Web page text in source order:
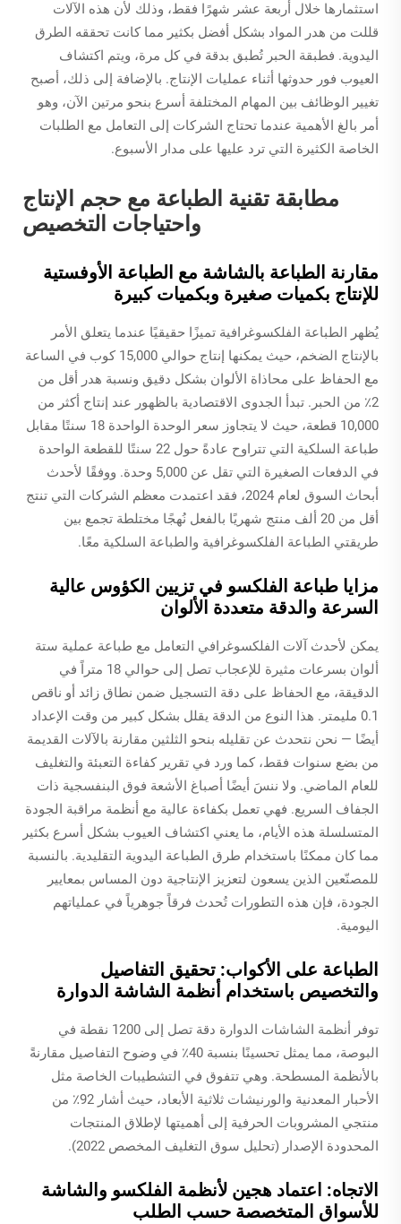
استثمارها خلال أربعة عشر شهرًا فقط، وذلك لأن هذه الآلات
قللت من هدر المواد بشكل أفضل بكثير مما كانت تحققه الطرق
اليدوية. فطبقة الحبر تُطبق بدقة في كل مرة، ويتم اكتشاف
العيوب فور حدوثها أثناء عمليات الإنتاج. بالإضافة إلى ذلك، أصبح
تغيير الوظائف بين المهام المختلفة أسرع بنحو مرتين الآن، وهو
أمر بالغ الأهمية عندما تحتاج الشركات إلى التعامل مع الطلبات
الخاصة الكثيرة التي ترد عليها على مدار الأسبوع.
مطابقة تقنية الطباعة مع حجم الإنتاج
واحتياجات التخصيص
مقارنة الطباعة بالشاشة مع الطباعة الأوفستية
للإنتاج بكميات صغيرة وبكميات كبيرة
يُظهر الطباعة الفلكسوغرافية تميزًا حقيقيًا عندما يتعلق الأمر
بالإنتاج الضخم، حيث يمكنها إنتاج حوالي 15,000 كوب في الساعة
مع الحفاظ على محاذاة الألوان بشكل دقيق ونسبة هدر أقل من
2٪ من الحبر. تبدأ الجدوى الاقتصادية بالظهور عند إنتاج أكثر من
10,000 قطعة، حيث لا يتجاوز سعر الوحدة الواحدة 18 سنتًا مقابل
طباعة السلكية التي تتراوح عادةً حول 22 سنتًا للقطعة الواحدة
في الدفعات الصغيرة التي تقل عن 5,000 وحدة. ووفقًا لأحدث
أبحاث السوق لعام 2024، فقد اعتمدت معظم الشركات التي تنتج
أقل من 20 ألف منتج شهريًا بالفعل نُهجًا مختلطة تجمع بين
طريقتي الطباعة الفلكسوغرافية والطباعة السلكية معًا.
مزايا طباعة الفلكسو في تزيين الكؤوس عالية
السرعة والدقة متعددة الألوان
يمكن لأحدث آلات الفلكسوغرافي التعامل مع طباعة عملية ستة
ألوان بسرعات مثيرة للإعجاب تصل إلى حوالي 18 متراً في
الدقيقة، مع الحفاظ على دقة التسجيل ضمن نطاق زائد أو ناقص
0.1 مليمتر. هذا النوع من الدقة يقلل بشكل كبير من وقت الإعداد
أيضًا — نحن نتحدث عن تقليله بنحو الثلثين مقارنة بالآلات القديمة
من بضع سنوات فقط، كما ورد في تقرير كفاءة التعبئة والتغليف
للعام الماضي. ولا ننسَ أيضًا أصباغ الأشعة فوق البنفسجية ذات
الجفاف السريع. فهي تعمل بكفاءة عالية مع أنظمة مراقبة الجودة
المتسلسلة هذه الأيام، ما يعني اكتشاف العيوب بشكل أسرع بكثير
مما كان ممكنًا باستخدام طرق الطباعة اليدوية التقليدية. بالنسبة
للمصنّعين الذين يسعون لتعزيز الإنتاجية دون المساس بمعايير
الجودة، فإن هذه التطورات تُحدث فرقاً جوهرياً في عملياتهم
اليومية.
الطباعة على الأكواب: تحقيق التفاصيل
والتخصيص باستخدام أنظمة الشاشة الدوارة
توفر أنظمة الشاشات الدوارة دقة تصل إلى 1200 نقطة في
البوصة، مما يمثل تحسينًا بنسبة 40٪ في وضوح التفاصيل مقارنةً
بالأنظمة المسطحة. وهي تتفوق في التشطيبات الخاصة مثل
الأحبار المعدنية والورنيشات ثلاثية الأبعاد، حيث أشار 92٪ من
منتجي المشروبات الحرفية إلى أهميتها لإطلاق المنتجات
المحدودة الإصدار (تحليل سوق التغليف المخصص 2022).
الاتجاه: اعتماد هجين لأنظمة الفلكسو والشاشة
للأسواق المتخصصة حسب الطلب